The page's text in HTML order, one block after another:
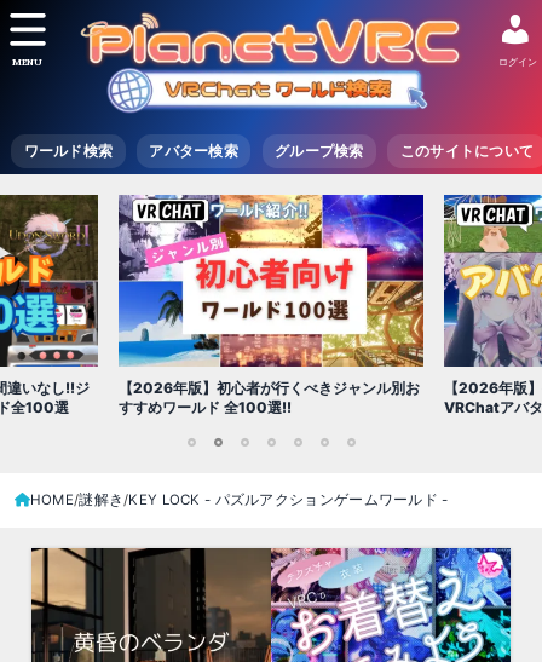
ワールド検索 アバター検索 グループ検索 このサイトについて
ログイン
MENU
違いなし!!ジ
全100選
【2026年版】初心者が行くべきジャンル別お
すすめワールド 全100選!!
【2026年版
VRChatアバ
HOME 謎解き KEY LOCK - パズルアクションゲームワールド -